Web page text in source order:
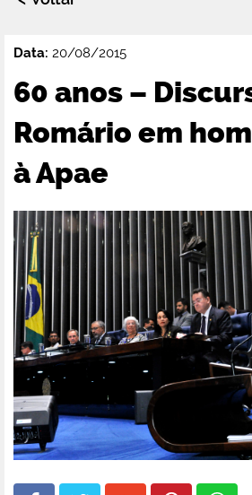
Data: 20/08/2015
60 anos –
Romário em
à Apae